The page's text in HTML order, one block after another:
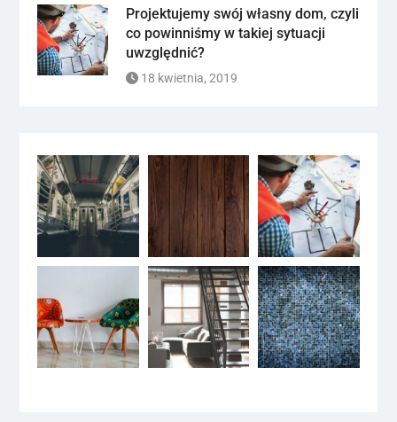
Projektujemy swój własny dom, czyli
co powinniśmy w takiej sytuacji
uwzględnić?
18 kwietnia, 2019